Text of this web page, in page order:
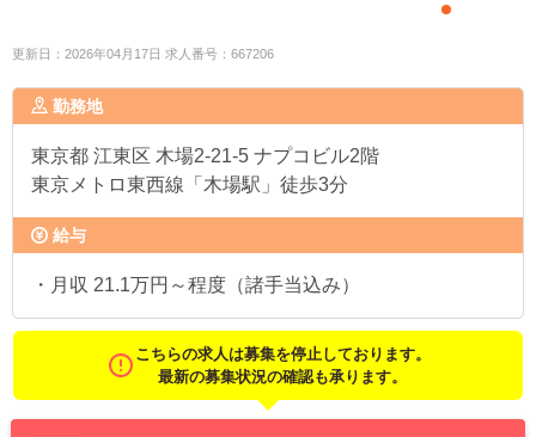
更新日：2026年04月17日 求人番号：667206
勤務地
東京都 江東区 木場2-21-5 ナプコビル2階
東京メトロ東西線「木場駅」徒歩3分
給与
・月収 21.1万円～程度（諸手当込み）
こちらの求人は募集を停止しております。
最新の募集状況の確認も承ります。